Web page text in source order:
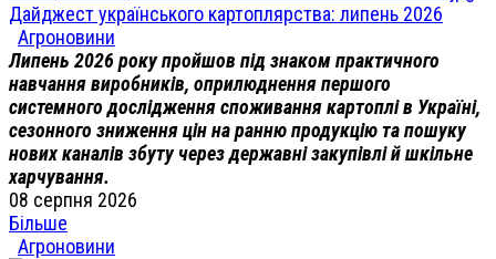
Дайджест українського картоплярства: липень 2026
Агроновини
Липень 2026 року пройшов під знаком практичного
навчання виробників, оприлюднення першого
системного дослідження споживання картоплі в Україні,
сезонного зниження цін на ранню продукцію та пошуку
нових каналів збуту через державні закупівлі й шкільне
харчування.
08 серпня 2026
Більше
Агроновини